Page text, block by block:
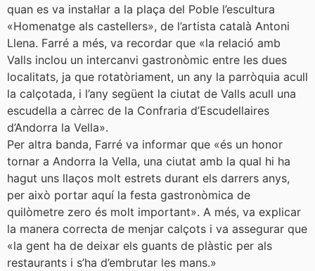
quan es va instal·lar a la plaça del Poble l’escultura
«Homenatge als castellers», de l’artista català Antoni
Llena. Farré a més, va recordar que «la relació amb
Valls inclou un intercanvi gastronòmic entre les dues
localitats, ja que rotatòriament, un any la parròquia acull
la calçotada, i l’any següent la ciutat de Valls acull una
escudella a càrrec de la Confraria d’Escudellaires
d’Andorra la Vella».
Per altra banda, Farré va informar que «és un honor
tornar a Andorra la Vella, una ciutat amb la qual hi ha
hagut uns llaços molt estrets durant els darrers anys,
per això portar aquí la festa gastronòmica de
quilòmetre zero és molt important». A més, va explicar
la manera correcta de menjar calçots i va assegurar que
«la gent ha de deixar els guants de plàstic per als
restaurants i s’ha d’embrutar les mans.»